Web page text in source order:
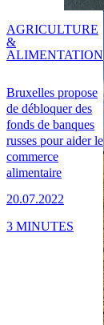
Bruxelles propose
de débloquer des
fonds de banques
russes pour aider le
commerce
alimentaire
20.07.2022
AGRICULTURE
&
ALIMENTATION
3 MINUTES